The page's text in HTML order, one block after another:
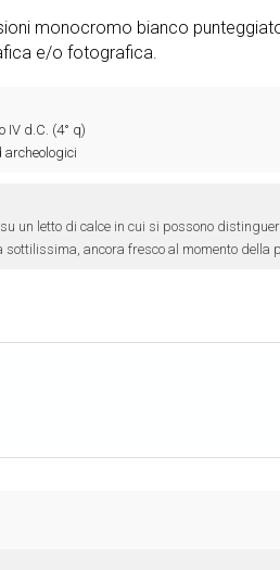
monocromo bianco
e/o fotografica.
IV d.C. (4° q)
un letto di calce in cui si possono
ancora fresco al momento della